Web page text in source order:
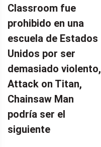
Classroom fue
prohibido en una
escuela de Estados
Unidos por ser
demasiado violento,
Attack on Titan,
Chainsaw Man
podría ser el
siguiente